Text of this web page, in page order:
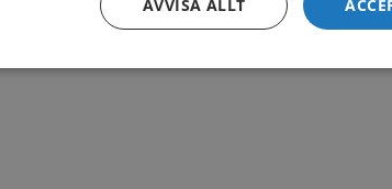
REAL MADRID – MANCHESTER
AVVISA ALLT